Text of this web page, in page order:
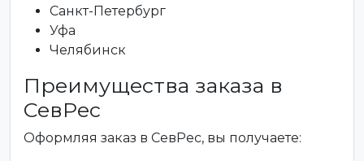
Санкт-Петербург
Уфа
Челябинск
Преимущества заказа в
СевРес
Оформляя заказ в СевРес, вы получаете: